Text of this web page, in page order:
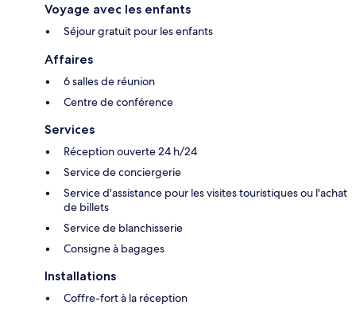
Voyage avec les enfants
Séjour gratuit pour les enfants
Affaires
6 salles de réunion
Centre de conférence
Services
Réception ouverte 24 h/24
Service de conciergerie
Service d'assistance pour les visites touristiques ou l'achat
de billets
Service de blanchisserie
Consigne à bagages
Installations
Coffre-fort à la réception